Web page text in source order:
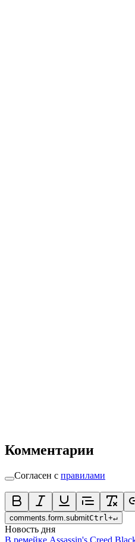
Комментарии
Согласен с правилами
comments.form.submitCtrl +↵
Новость дня
В ремейке Assassin's Creed